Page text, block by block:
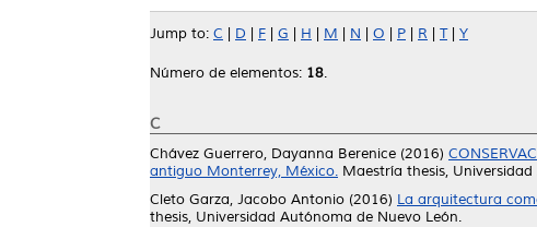
Jump to: C D F G H M N O P R T| Y
Número de elementos: 18.
C
Chávez Guerrero, Dayanna Berenice (2016)
antiguo Monterrey, México. Maestría thesis,
Cleto Garza, Jacobo Antonio (2016) La arquitectura
thesis, Universidad Autónoma de Nuevo León.